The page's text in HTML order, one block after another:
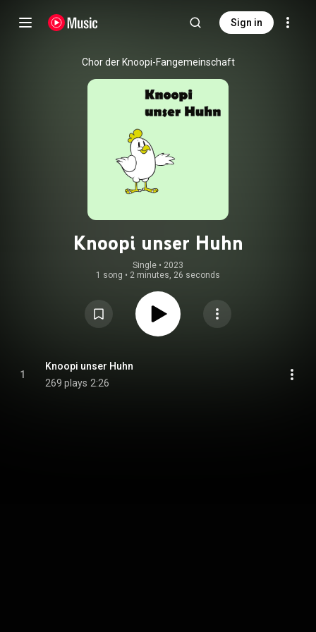
Sign in
Chor der Knoopi-Fangemeinschaft
Knoopi unser Huhn
Single • 2023
1 song • 2 minutes, 26 seconds
1
Knoopi unser Huhn
269 plays 2:26